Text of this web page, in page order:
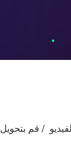
قم بتحويل AVI إلى SWF أو تنسيقات أخرى بسهولة وبدون خسارة